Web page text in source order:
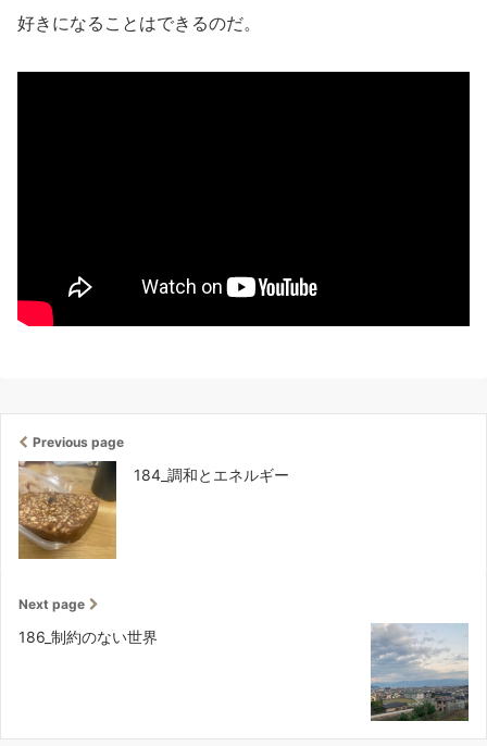
好きになることはできるのだ。
Previous page
184_調和とエネルギー
Next page
186_制約のない世界